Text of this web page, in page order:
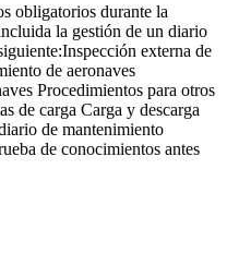
obligatorios durante la
la gestión de un diario
externa de
de aeronaves
Procedimientos para otros
de carga Carga y descarga
de mantenimiento
de conocimientos antes